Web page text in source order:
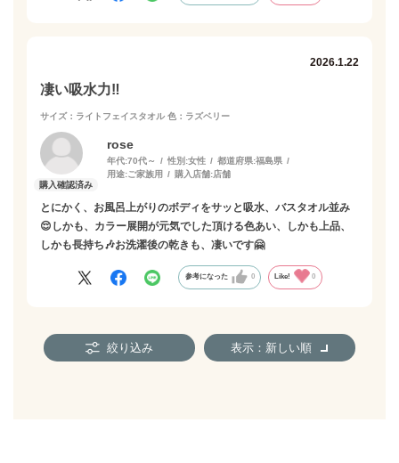
2026.1.22
凄い吸水力‼️
サイズ：ライトフェイスタオル 色：ラズベリー
rose
年代:70代～ 性別:女性 都道府県:福島県
用途:ご家族用 購入店舗:店舗
とにかく、お風呂上がりのボディをサッと吸水、バスタオル並み
😌しかも、カラー展開が元気でした頂ける色あい、しかも上品、
しかも長持ち🎶お洗濯後の乾きも、凄いです🤗
参考になった 0 Like! 0
絞り込み 表示：新しい順